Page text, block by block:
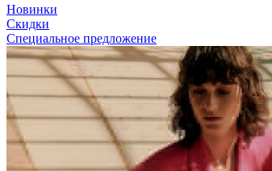
Новинки
Скидки
Специальное предложение